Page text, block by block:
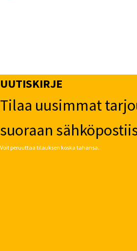
UUTISKIRJE
Tilaa uusimmat
suoraan
Voit peruuttaa tilauksen koska tahansa.